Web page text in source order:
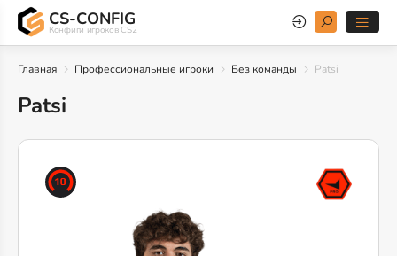
CS-CONFIG
Конфиги игроков CS2
Главная Профессиональные игроки Без команды Patsi
Patsi